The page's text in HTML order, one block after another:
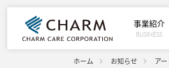
事業紹介
BUSINESS
ホーム お知らせ ア